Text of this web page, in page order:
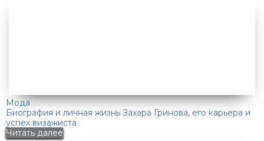
Мода
Биография и личная жизнь Захара Гринова, его карьера и
успех визажиста
Читать далее